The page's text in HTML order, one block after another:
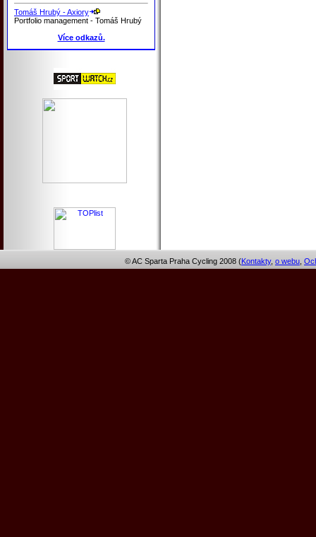
Tomáš Hrubý - Axiory
Portfolio management - Tomáš Hrubý
Více odkazů.
© AC Sparta Praha Cycling 2008 (Kontakty, o webu